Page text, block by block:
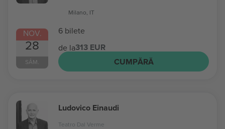
NOV.
28
SÂM.
Milano, IT
6 bilete
de la313 EUR
CUMPĂRĂ
Ludovico Einaudi
Teatro Dal Verme